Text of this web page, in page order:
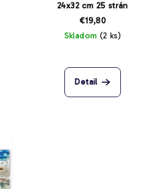
24x32 cm 25 strán
€19,80
Skladom (2 ks)
Detail